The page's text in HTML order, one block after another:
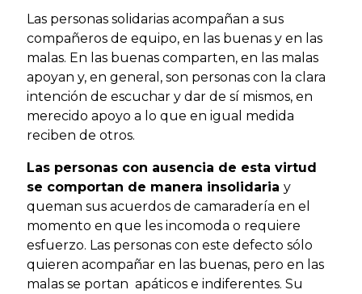
Las personas solidarias acompañan a sus
compañeros de equipo, en las buenas y en las
malas. En las buenas comparten, en las malas
apoyan y, en general, son personas con la clara
intención de escuchar y dar de sí mismos, en
merecido apoyo a lo que en igual medida
reciben de otros.
Las personas con ausencia de esta virtud
se comportan de manera insolidaria y
queman sus acuerdos de camaradería en el
momento en que les incomoda o requiere
esfuerzo. Las personas con este defecto sólo
quieren acompañar en las buenas, pero en las
malas se portan apáticos e indiferentes. Su